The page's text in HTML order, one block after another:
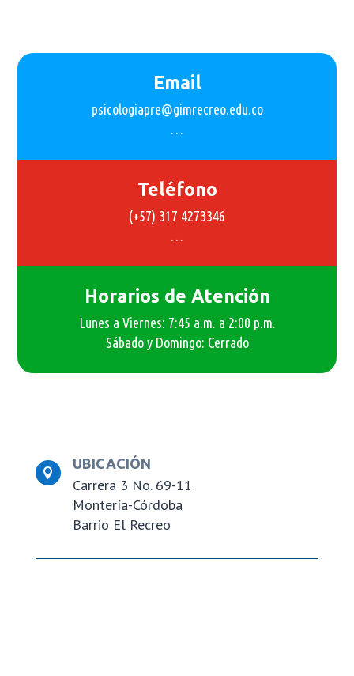
Email
psicologiapre@gimrecreo.edu.co
…
Teléfono
(+57) 317 4273346
…
Horarios de Atención
Lunes a Viernes: 7:45 a.m. a 2:00 p.m.
Sábado y Domingo: Cerrado

UBICACIÓN
Carrera 3 No. 69-11
Montería-Córdoba
Barrio El Recreo